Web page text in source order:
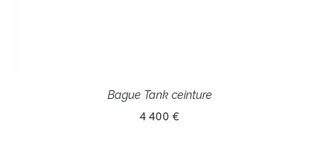
Bague Tank ceinture
4 400 €